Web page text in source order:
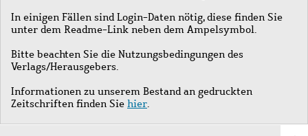
In einigen Fällen sind Login-Daten nötig, diese finden Sie
unter dem Readme-Link neben dem Ampelsymbol.
Bitte beachten Sie die Nutzungsbedingungen des
Verlags/Herausgebers.
Informationen zu unserem Bestand an gedruckten
Zeitschriften finden Sie hier.